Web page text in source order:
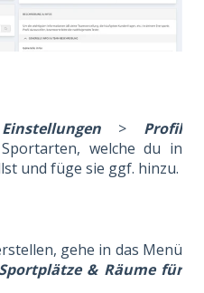
Einstellungen> Profil
welche du in
und füge sie ggf. hinzu.
gehe in das Menü
Sportplätze & Räume für